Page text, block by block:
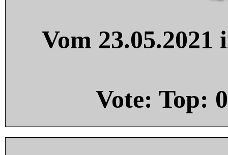
Vom
Vote: Top: 0